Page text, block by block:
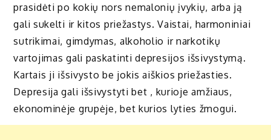
prasidėti po kokių nors nemalonių įvykių, arba ją
gali sukelti ir kitos priežastys. Vaistai, harmoniniai
sutrikimai, gimdymas, alkoholio ir narkotikų
vartojimas gali paskatinti depresijos išsivystymą.
Kartais ji išsivysto be jokis aiškios priežasties.
Depresija gali išsivystyti bet , kurioje amžiaus,
ekonominėje grupėje, bet kurios lyties žmogui.